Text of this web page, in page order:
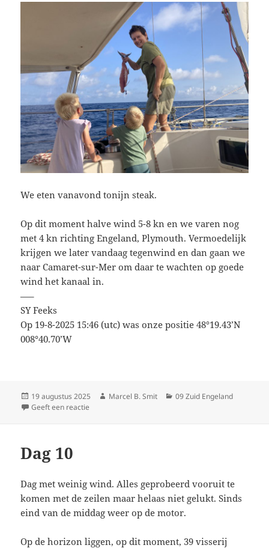
We eten vanavond tonijn steak.
Op dit moment halve wind 5-8 kn en we varen nog
met 4 kn richting Engeland, Plymouth. Vermoedelijk
krijgen we later vandaag tegenwind en dan gaan we
naar Camaret-sur-Mer om daar te wachten op goede
wind het kanaal in.
—–
SY Feeks
Op 19-8-2025 15:46 (utc) was onze positie 48°19.43’N
008°40.70’W
Geplaatst
op
19 augustus 2025 Auteur
Marcel B. Smit Categorieën
09 Zuid Engeland
Geeft een reactie
Dag 10
Dag met weinig wind. Alles geprobeerd vooruit te
komen met de zeilen maar helaas niet gelukt. Sinds
eind van de middag weer op de motor.
Op de horizon liggen, op dit moment, 39 visserij